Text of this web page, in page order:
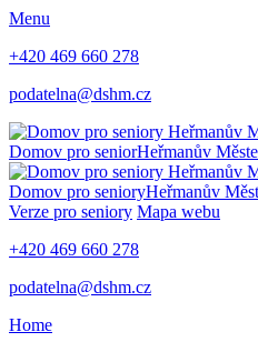
Menu
+420 469 660 278
podatelna@dshm.cz
Domov pro seniorHeřmanův
Domov pro senioryHeřmanův
Verze pro seniory Mapa webu
+420 469 660 278
podatelna@dshm.cz
Home